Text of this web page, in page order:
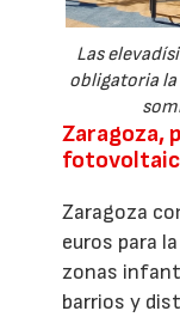
Las
obligatoria
Zaragoza,
Zaragoza
euros para
zonas
barrios y